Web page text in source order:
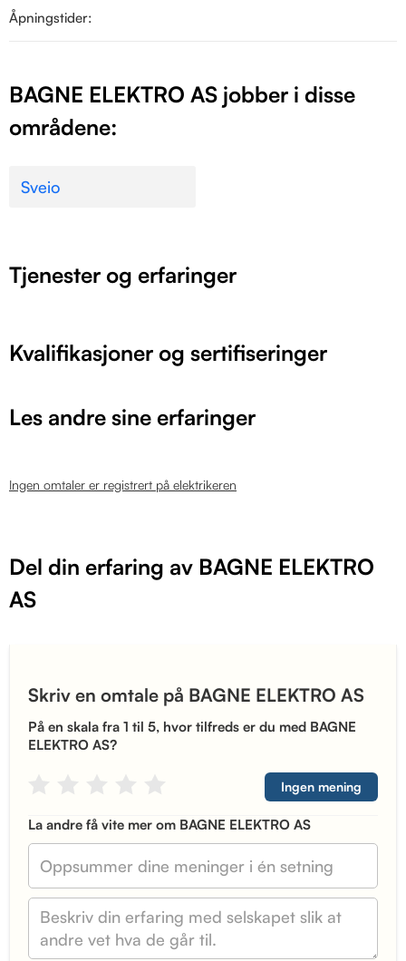
Åpningstider:
BAGNE ELEKTRO AS jobber i disse
områdene:
Sveio
Tjenester og erfaringer
Kvalifikasjoner og sertifiseringer
Les andre sine erfaringer
Ingen omtaler er registrert på elektrikeren
Del din erfaring av BAGNE ELEKTRO
AS
Skriv en omtale på BAGNE ELEKTRO AS
På en skala fra 1 til 5, hvor tilfreds er du med BAGNE
ELEKTRO AS?
Ingen mening
La andre få vite mer om BAGNE ELEKTRO AS